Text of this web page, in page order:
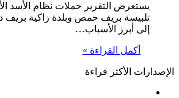
يستعرض التقرير حملات نظام الأسد
تلبيسة بريف حمص وبلدة زاكية بريف
إلى أبرز الأسباب…
أكمل القراءة »
الإصدارات الأكثر قراءة